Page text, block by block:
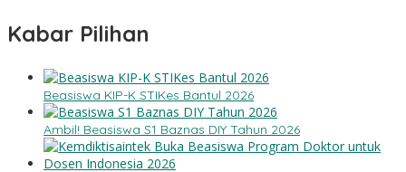
Kabar Pilihan
Beasiswa KIP-K STIKes Bantul 2026
Ambil! Beasiswa S1 Baznas DIY Tahun 2026